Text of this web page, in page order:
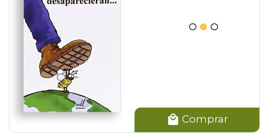
Comprar